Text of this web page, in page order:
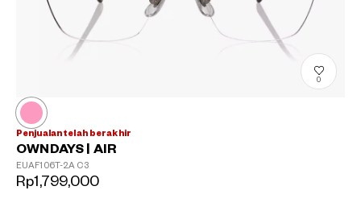
0
Penjualan telah berakhir
OWNDAYS | AIR
EUAF106T-2A C3
Rp1,799,000